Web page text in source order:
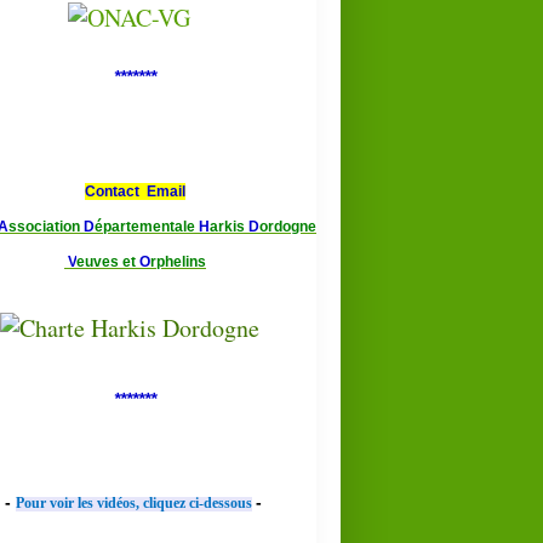
*******
Contact Email
ssociation Départementale Harkis Dordogne
Veuves et Orphelins
*******
- Pour voir les vidéos, cliquez ci-dessous -